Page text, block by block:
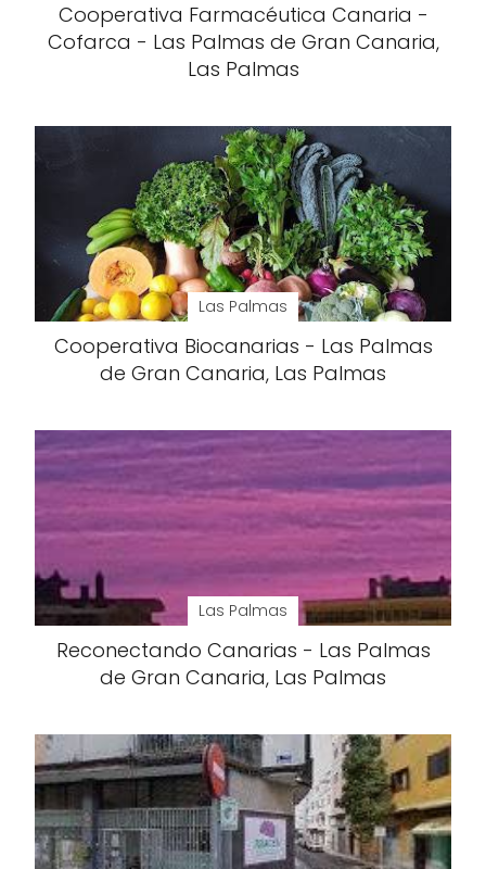
Cooperativa Farmacéutica Canaria -
Cofarca - Las Palmas de Gran Canaria,
Las Palmas
Las Palmas
Cooperativa Biocanarias - Las Palmas
de Gran Canaria, Las Palmas
Las Palmas
Reconectando Canarias - Las Palmas
de Gran Canaria, Las Palmas